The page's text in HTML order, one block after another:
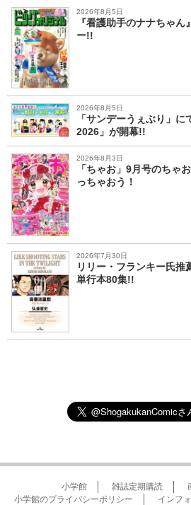
2026年8月5日
『看護助手のナナちゃ
ー!!
2026年8月5日
「サンデーうぇぶり」に
2026」が開幕!!
2026年8月3日
「ちゃお」9月号のちゃ
っちゃおう！
2026年7月30日
リリー・フランキー氏
単行本80集!!
小学館 雑誌定期購読
小学館のプライバシーポリシー
インフ